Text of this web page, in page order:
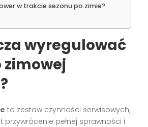
w trakcie sezonu po zimie?
wyregulować
zimowej
to zestaw czynności serwisowych,
przywrócenie pełnej sprawności i